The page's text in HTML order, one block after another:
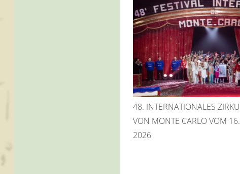
48. INTERNATIONALES
VON MONTE CARLO VOM
2026